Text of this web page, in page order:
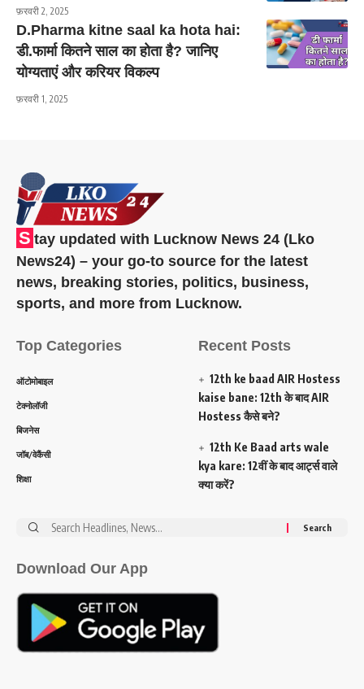
फ़रवरी 2, 2025
D.Pharma kitne saal ka hota hai:
डी.फार्मा कितने साल का होता है? जानिए
योग्यताएं और करियर विकल्प
फ़रवरी 1, 2025
S tay updated with Lucknow News 24 (Lko
News24) – your go-to source for the latest
news, breaking stories, politics, business,
sports, and more from Lucknow.
Top Categories
ऑटोमोबाइल
टेक्नोलॉजी
बिजनेस
जॉब/वेकैंसी
शिक्षा
Recent Posts
12th ke baad AIR Hostess
kaise bane: 12th के बाद AIR
Hostess कैसे बने?
12th Ke Baad arts wale
kya kare: 12वीं के बाद आर्ट्स वाले
क्या करें?
Search
Download Our App